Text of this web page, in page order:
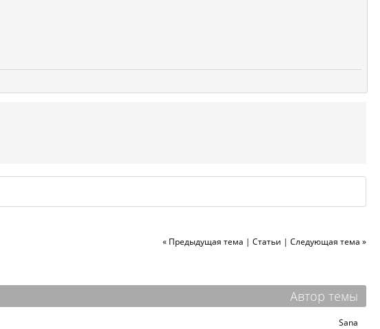
« Предыдущая тема | Статьи | Следующая тема »
Автор темы
Sana